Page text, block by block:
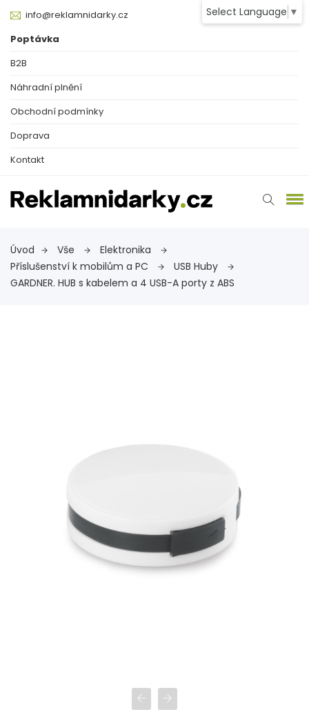
Select Language ▼
info@reklamnidarky.cz
Poptávka
B2B
Náhradní plnění
Obchodní podmínky
Doprava
Kontakt
Úvod Vše
Elektronika
Příslušenství k mobilům a PC
USB Huby
GARDNER. HUB s kabelem a 4 USB-A porty z ABS